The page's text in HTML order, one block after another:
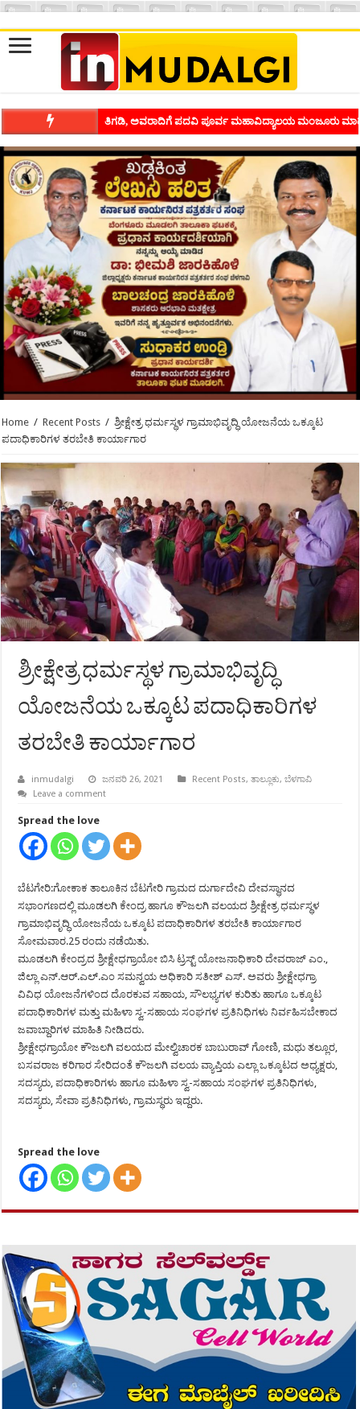
ಶಿವಾಪುರದಲ್ಲಿ ಕವಿಗೋಷ್ಠಿಯ ಸಂಭ್ರಮ ಭಾವನೆಗಳನ್ನು ಕಟ್ಟಿಕೊಡುವ
Home / Recent Posts / ಶ್ರೀಕ್ಷೇತ್ರ ಧರ್ಮಸ್ಥಳ ಗ್ರಾಮಾಭಿವೃದ್ಧಿ ಯೋಜನೆಯ ಒಕ್ಕೂಟ
ಪದಾಧಿಕಾರಿಗಳ ತರಬೇತಿ ಕಾರ್ಯಾಗಾರ
ಶ್ರೀಕ್ಷೇತ್ರ ಧರ್ಮಸ್ಥಳ ಗ್ರಾಮಾಭಿವೃದ್ಧಿ
ಯೋಜನೆಯ ಒಕ್ಕೂಟ ಪದಾಧಿಕಾರಿಗಳ
ತರಬೇತಿ ಕಾರ್ಯಾಗಾರ
inmudalgi ಜನವರಿ 26, 2021 Recent Posts,ತಾಲ್ಲೂಕು,ಬೆಳಗಾವಿ
Leave a comment
Spread the love
ಬೆಟಗೇರಿ:ಗೋಕಾಕ ತಾಲೂಕಿನ ಬೆಟಗೇರಿ ಗ್ರಾಮದ ದುರ್ಗಾದೇವಿ ದೇವಸ್ಥಾನದ
ಸಭಾಂಗಣದಲ್ಲಿ ಮೂಡಲಗಿ ಕೇಂದ್ರ ಹಾಗೂ ಕೌಜಲಗಿ ವಲಯದ ಶ್ರೀಕ್ಷೇತ್ರ ಧರ್ಮಸ್ಥಳ
ಗ್ರಾಮಾಭಿವೃದ್ಧಿ ಯೋಜನೆಯ ಒಕ್ಕೂಟ ಪದಾಧಿಕಾರಿಗಳ ತರಬೇತಿ ಕಾರ್ಯಾಗಾರ
ಸೋಮವಾರ.25 ರಂದು ನಡೆಯಿತು.
ಮೂಡಲಗಿ ಕೇಂದ್ರದ ಶ್ರೀಕ್ಷೇಧಗ್ರಾಯೋ ಬಿಸಿ ಟ್ರಸ್ಟ್ ಯೋಜನಾಧಿಕಾರಿ ದೇವರಾಜ್ ಎಂ.,
ಜಿಲ್ಲಾ ಎನ್.ಆರ್.ಎಲ್.ಎಂ ಸಮನ್ವಯ ಅಧಿಕಾರಿ ಸತೀಶ್ ಎಸ್. ಅವರು ಶ್ರೀಕ್ಷೇಧಗ್ರಾ
ವಿವಿಧ ಯೋಜನೆಗಳಿಂದ ದೊರಕುವ ಸಹಾಯ, ಸೌಲಭ್ಯಗಳ ಕುರಿತು ಹಾಗೂ ಒಕ್ಕೂಟ
ಪದಾಧಿಕಾರಿಗಳ ಮತ್ತು ಮಹಿಳಾ ಸ್ವ-ಸಹಾಯ ಸಂಘಗಳ ಪ್ರತಿನಿಧಿಗಳು ನಿರ್ವಹಿಸಬೇಕಾದ
ಜವಾಬ್ದಾರಿಗಳ ಮಾಹಿತಿ ನೀಡಿದರು.
ಶ್ರೀಕ್ಷೇಧಗ್ರಾಯೋ ಕೌಜಲಗಿ ವಲಯದ ಮೇಲ್ವಿಚಾರಕ ಬಾಬುರಾವ್ ಗೋಣಿ, ಮಧು ತಲ್ಲೂರ,
ಬಸವರಾಜ ಕರಿಗಾರ ಸೇರಿದಂತೆ ಕೌಜಲಗಿ ವಲಯ ವ್ಯಾಪ್ತಿಯ ಎಲ್ಲಾ ಒಕ್ಕೂಟದ ಅಧ್ಯಕ್ಷರು,
ಸದಸ್ಯರು, ಪದಾಧಿಕಾರಿಗಳು ಹಾಗೂ ಮಹಿಳಾ ಸ್ವ-ಸಹಾಯ ಸಂಘಗಳ ಪ್ರತಿನಿಧಿಗಳು,
ಸದಸ್ಯರು, ಸೇವಾ ಪ್ರತಿನಿಧಿಗಳು, ಗ್ರಾಮಸ್ಥರು ಇದ್ದರು.
Spread the love